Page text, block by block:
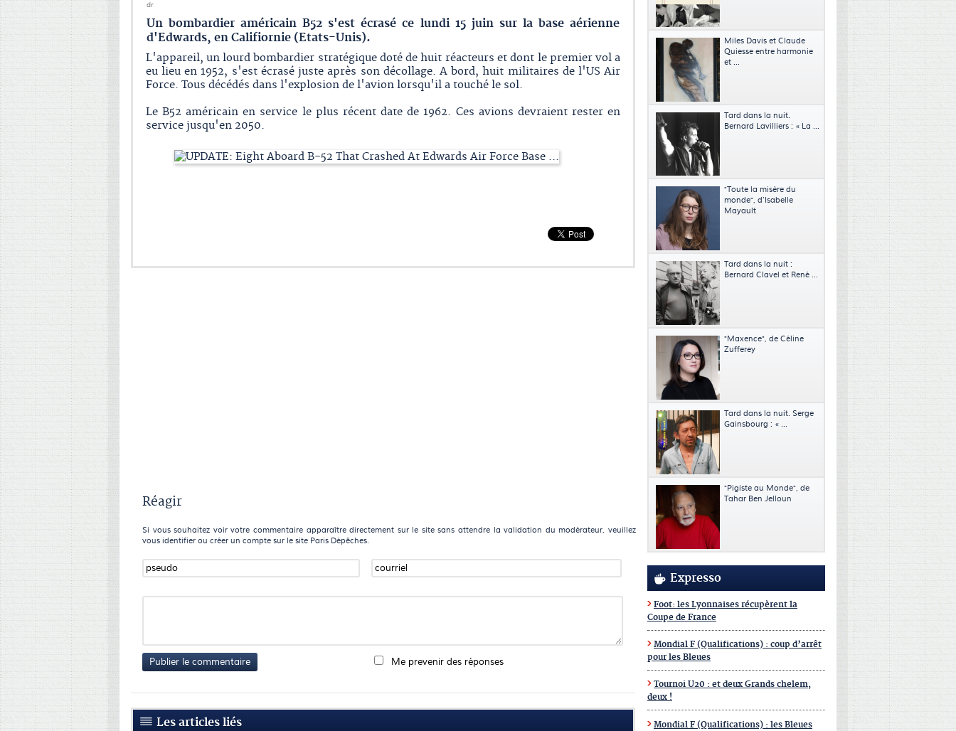
dr
Un bombardier américain B52 s'est écrasé ce lundi 15 juin sur la base aérienne
d'Edwards, en Califiornie (Etats-Unis).
L'appareil, un lourd bombardier stratégique doté de huit réacteurs et dont le premier vol a
eu lieu en 1952, s'est écrasé juste après son décollage. A bord, huit militaires de l'US Air
Force. Tous décédés dans l'explosion de l'avion lorsqu'il a touché le sol.
Le B52 américain en service le plus récent date de 1962. Ces avions devraient rester en
service jusqu'en 2050.
Réagir
Si vous souhaitez voir votre commentaire apparaître directement sur le site sans attendre la validation du modérateur, veuillez
vous identifier ou créer un compte sur le site Paris Dépêches.
Publier le commentaire Me prevenir des réponses
Les articles liés
Miles Davis et Claude
Quiesse entre harmonie
et ...
Tard dans la nuit.
Bernard Lavilliers : « La ...
"Toute la misère du
monde", d’Isabelle
Mayault
Tard dans la nuit :
Bernard Clavel et René ...
"Maxence", de Céline
Zufferey
Tard dans la nuit. Serge
Gainsbourg : « ...
"Pigiste au Monde", de
Tahar Ben Jelloun
Expresso
Foot: les Lyonnaises récupèrent la
Coupe de France
Mondial F (Qualifications) : coup d’arrêt
pour les Bleues
Tournoi U20 : et deux Grands chelem,
deux !
Mondial F (Qualifications) : les Bleues